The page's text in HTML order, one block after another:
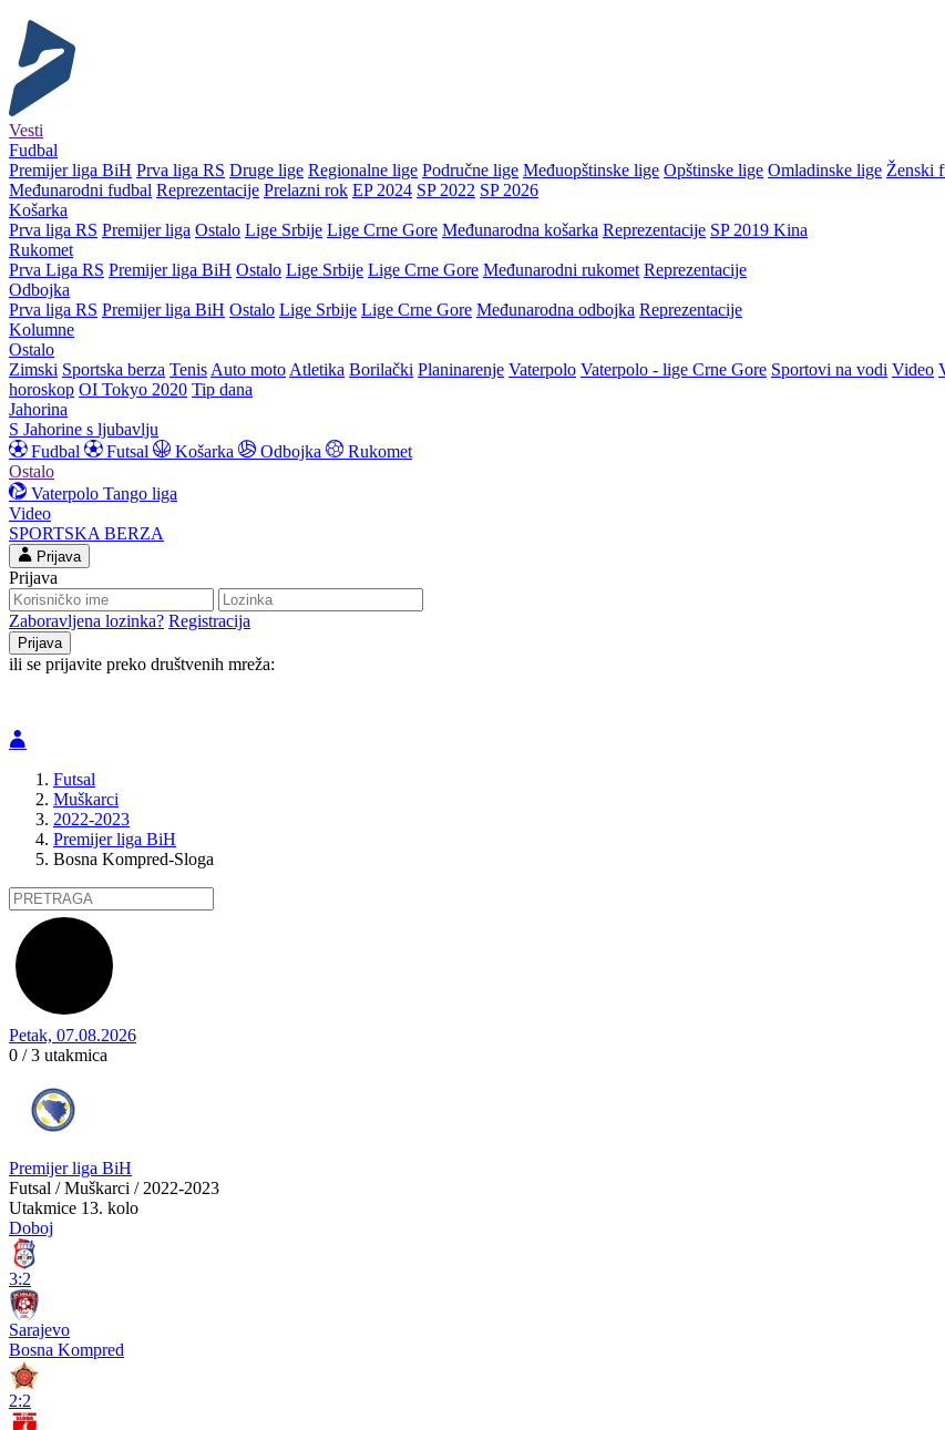
Vesti
Fudbal
Premijer liga BiH Prva liga RS Druge lige Regionalne lige Područne lige Međuopštinske lige Opštinske lige Omladinske lige Ženski
Međunarodni fudbal Reprezentacije Prelazni rok EP 2024 SP 2022 SP 2026
Košarka
Prva liga RS Premijer liga Ostalo Lige Srbije Lige Crne Gore Međunarodna košarka Reprezentacije SP 2019 Kina
Rukomet
Prva Liga RS Premijer liga BiH Ostalo Lige Srbije Lige Crne Gore Međunarodni rukomet Reprezentacije
Odbojka
Prva liga RS Premijer liga BiH Ostalo Lige Srbije Lige Crne Gore Međunarodna odbojka Reprezentacije
Kolumne
Ostalo
Zimski Sportska berza Tenis Auto moto Atletika Borilački Planinarenje Vaterpolo Vaterpolo - lige Crne Gore Sportovi na vodi Video
horoskop OI Tokyo 2020 Tip dana
Jahorina
S Jahorine s ljubavlju
Fudbal
Futsal Košarka Odbojka
Rukomet
Ostalo
Vaterpolo Tango liga
Video
SPORTSKA BERZA
Prijava
Prijava
Zaboravljena lozinka? Registracija
ili se prijavite preko društvenih mreža:
Futsal
Muškarci
2022-2023
Premijer liga BiH
Bosna Kompred-Sloga
Petak, 07.08.2026
0 / 3 utakmica
Premijer liga BiH
Futsal / Muškarci / 2022-2023
Utakmice 13. kolo
Doboj
3:2
Sarajevo
Bosna Kompred
2:2